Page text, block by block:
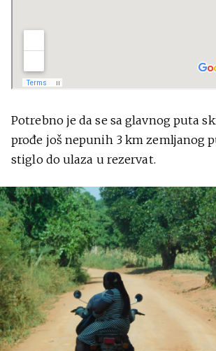
Potrebno je da se sa glavnog puta
prođe još nepunih 3 km zemljanog
stiglo do ulaza u rezervat.